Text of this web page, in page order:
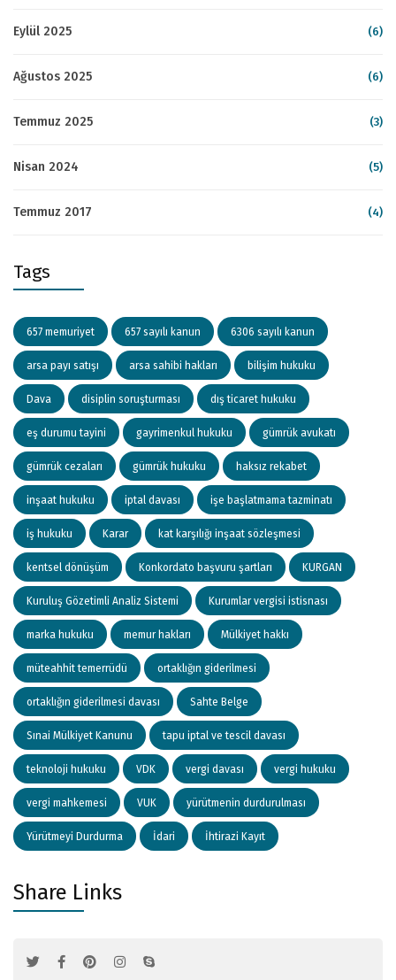
Eylül 2025 (6)
Ağustos 2025 (6)
Temmuz 2025 (3)
Nisan 2024 (5)
Temmuz 2017 (4)
Tags
657 memuriyet 657 sayılı kanun 6306 sayılı kanun
arsa payı satışı arsa sahibi hakları bilişim hukuku
Dava disiplin soruşturması dış ticaret hukuku
eş durumu tayini gayrimenkul hukuku gümrük avukatı
gümrük cezaları gümrük hukuku haksız rekabet
inşaat hukuku iptal davası işe başlatmama tazminatı
iş hukuku Karar kat karşılığı inşaat sözleşmesi
kentsel dönüşüm Konkordato başvuru şartları KURGAN
Kuruluş Gözetimli Analiz Sistemi Kurumlar vergisi istisnası
marka hukuku memur hakları Mülkiyet hakkı
müteahhit temerrüdü ortaklığın giderilmesi
ortaklığın giderilmesi davası Sahte Belge
Sınai Mülkiyet Kanunu tapu iptal ve tescil davası
teknoloji hukuku VDK vergi davası vergi hukuku
vergi mahkemesi VUK yürütmenin durdurulması
Yürütmeyi Durdurma İdari İhtirazi Kayıt
Share Links